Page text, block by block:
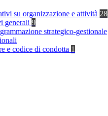
su organizzazione e attività 28
generali 9
strategico-gestionale
e codice di condotta 1